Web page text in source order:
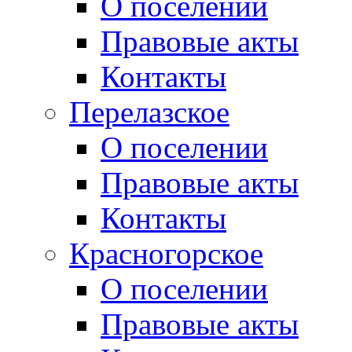
Правовые акты
Контакты
Перелазское
О поселении
Правовые акты
Контакты
Красногорское
О поселении
Правовые акты